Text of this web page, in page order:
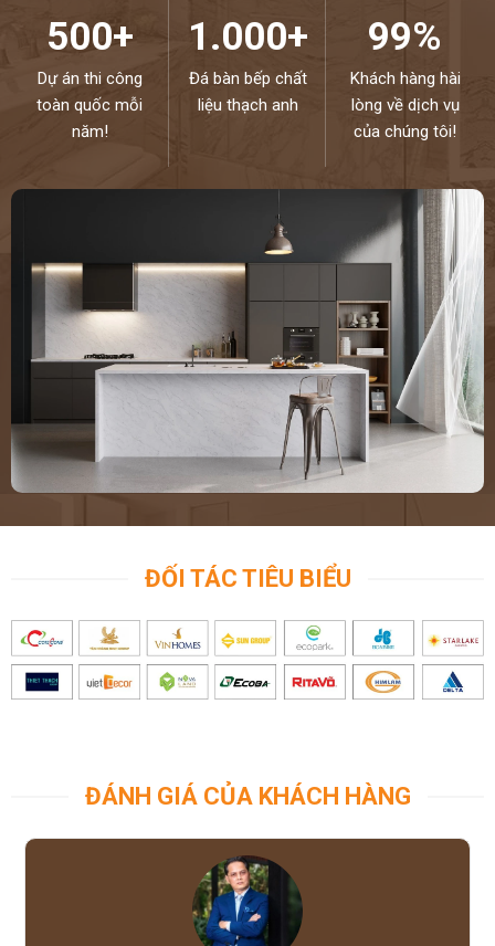
HẠNH
ĐƯỢC PHỤC VỤ QUÝ KHÁCH – HOTLINE:
0972101656 -
0946916986
500+
Dự án thi công
toàn quốc mỗi
năm!
1.000+
Đá bàn bếp chất
liệu thạch anh
99%
Khách hàng hài
lòng về dịch vụ
của chúng tôi!
ĐỐI TÁC TIÊU BIỂU
ĐÁNH GIÁ CỦA KHÁCH HÀNG